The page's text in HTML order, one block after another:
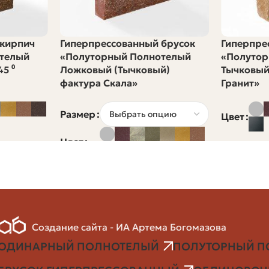
9 234
14 364
30 780
забывают
строители не закладывают в бюджет следующие
подъездных путей;
⁰
Гиперпрессованный брусок
«Полуторный Полнотелый
Ложковый (Тычковый)
фактура Скала»
Размер
Цвет
Гранит»
Цвет
Создание сайта - ИА Артема Богомазова
ПОЛНОТЕЛЫЙ ПОЛУТОРНЫЙ